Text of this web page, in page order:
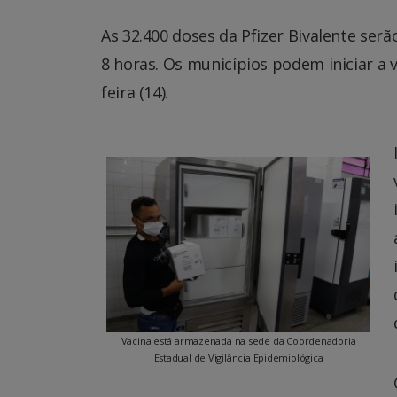
As 32.400 doses da Pfizer Bivalente
8 horas. Os municípios podem iniciar a
feira (14).
Vacina está armazenada na sede da Coordenadoria
Estadual de Vigilância Epidemiológica